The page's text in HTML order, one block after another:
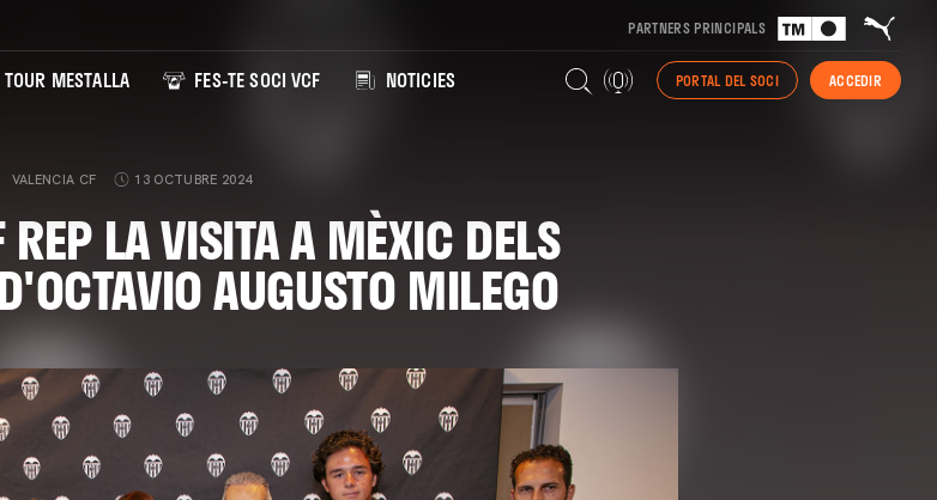
PARTNERS PRINCIPALS
TOUR MESTALLA FES-TE SOCI VCF NOTICIES PORTAL DEL SOCI ACCEDIR
VALENCIA CF 13 OCTUBRE 2024
LA VISITA A MÈXIC DELS
AUGUSTO MILEGO